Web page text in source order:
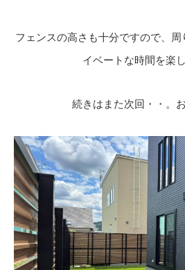
フェンスの高さも十分ですので、
イベートな時間を楽
続きはまた次回・・。